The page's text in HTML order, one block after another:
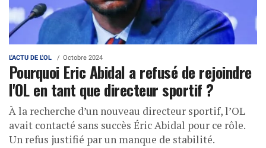
L'ACTU DE L'OL Octobre 2024
Pourquoi Eric Abidal a refusé de rejoindre
l'OL en tant que directeur sportif ?
À la recherche d’un nouveau directeur sportif, l’OL
avait contacté sans succès Éric Abidal pour ce rôle.
Un refus justifié par un manque de stabilité.